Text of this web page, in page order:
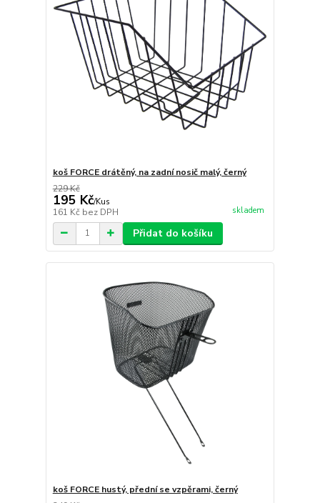
koš FORCE drátěný, na zadní nosič malý, černý
229 Kč
195 Kč/Kus
161 Kč bez DPH skladem
Přidat do košíku
koš FORCE hustý, přední se vzpěrami, černý